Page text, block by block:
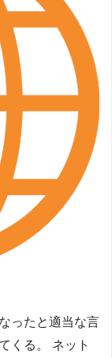
ったと適当な言
くる。 ネット